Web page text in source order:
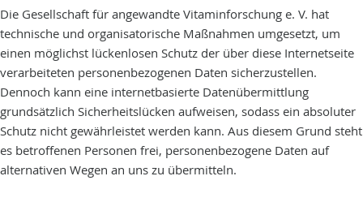
Die Gesellschaft für angewandte Vitaminforschung e. V. hat
technische und organisatorische Maßnahmen umgesetzt, um
einen möglichst lückenlosen Schutz der über diese Internetseite
verarbeiteten personenbezogenen Daten sicherzustellen.
Dennoch kann eine internetbasierte Datenübermittlung
grundsätzlich Sicherheitslücken aufweisen, sodass ein absoluter
Schutz nicht gewährleistet werden kann. Aus diesem Grund steht
es betroffenen Personen frei, personenbezogene Daten auf
alternativen Wegen an uns zu übermitteln.